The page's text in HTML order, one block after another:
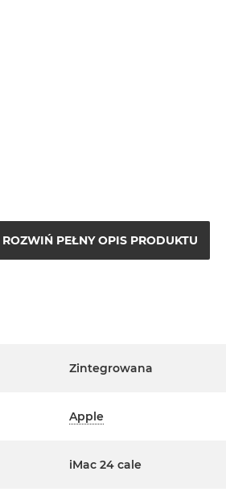
ROZWIŃ PEŁNY OPIS PRODUKTU
Zintegrowana
Apple
iMac 24 cale